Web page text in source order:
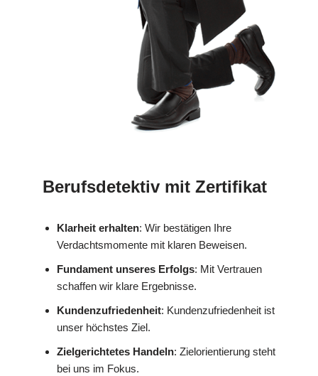
Berufsdetektiv mit Zertifikat
Klarheit erhalten: Wir bestätigen Ihre
Verdachtsmomente mit klaren Beweisen.
Fundament unseres Erfolgs: Mit Vertrauen
schaffen wir klare Ergebnisse.
Kundenzufriedenheit: Kundenzufriedenheit ist
unser höchstes Ziel.
Zielgerichtetes Handeln: Zielorientierung steht
bei uns im Fokus.